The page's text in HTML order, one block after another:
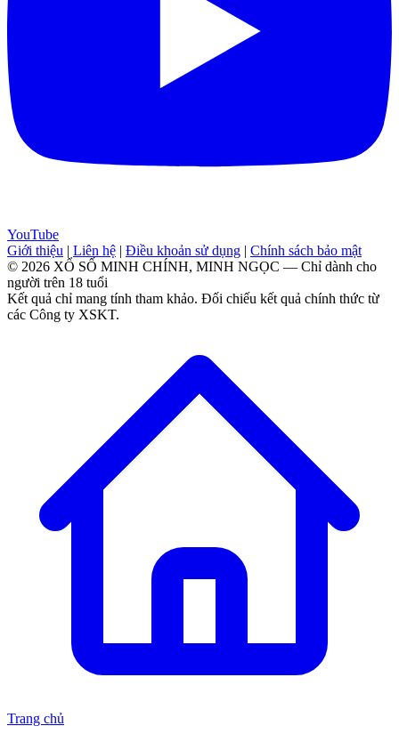
YouTube
Giới thiệu | Liên hệ | Điều khoản sử dụng | Chính sách bảo mật
© 2026 XỔ SỐ MINH CHÍNH, MINH NGỌC — Chỉ dành cho
người trên 18 tuổi
Kết quả chỉ mang tính tham khảo. Đối chiếu kết quả chính thức từ
các Công ty XSKT.
Trang chủ